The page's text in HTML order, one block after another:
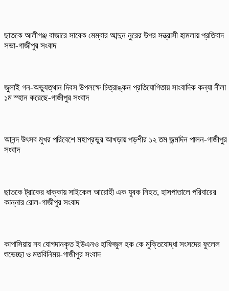
ছাতকে আলীগঞ্জ বাজারে সাবেক মেম্বার আব্দুন নুরের উপর সন্ত্রাসী হামলায় প্রতিবাদ
সভা-গাজীপুর সংবাদ
জুলাই গন-অভ্যুত্থান দিবস উপলক্ষে চিত্রাঙ্কন প্রতিযোগিতায় সাংবাদিক কন্যা নীলা
১ম স্হান করেছে-গাজীপুর সংবাদ
আনন্দ উৎসব মুখর পরিবেশে মহাপ্রভুর আখড়ায় পড়শীর ১২ তম জন্মদিন পালন-গাজীপুর
সংবাদ
ছাতকে ট্রাকের ধাক্কায় সাইকেল আরোহী এক যুবক নিহত, হাসপাতালে পরিবারের
কান্নার রোল-গাজীপুর সংবাদ
কাপাসিয়ায় নব যোগদানকৃত ইউএনও হাফিজুল হক কে মুক্তিযোদ্ধা সংসদের ফুলেল
শুভেচ্ছা ও মতবিনিময়-গাজীপুর সংবাদ